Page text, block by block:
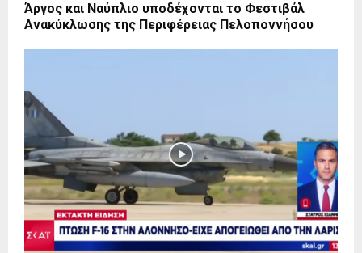
Άργος και Ναύπλιο υποδέχονται το Φεστιβάλ
Ανακύκλωσης της Περιφέρειας Πελοποννήσου